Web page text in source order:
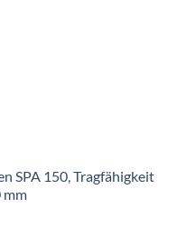
SPA 150, Tragfähigkeit
mm